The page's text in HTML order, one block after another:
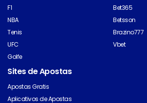
F1
NBA
Tenis
UFC
Golfe
Bet365
Betsson
Brazino777
Vbet
Sites de Apostas
Apostas Gratis
Aplicativos de Apostas